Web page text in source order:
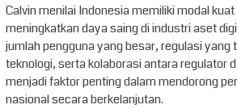
Calvin menilai Indonesia memiliki modal
meningkatkan daya saing di industri aset
jumlah pengguna yang besar, regulasi yang
teknologi, serta kolaborasi antara regulator
menjadi faktor penting dalam mendorong
nasional secara berkelanjutan.